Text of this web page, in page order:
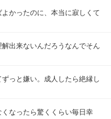
かったのに、本当に寂しくて
出来ないんだろうなんでそん
っと嫌い。成人したら絶縁し
なったら驚くくらい毎日幸